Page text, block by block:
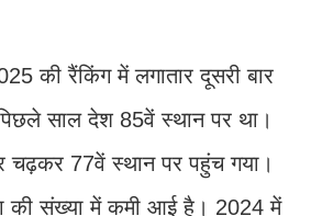
की रैंकिंग में लगातार दूसरी बार
साल देश 85वें स्थान पर था।
चढ़कर 77वें स्थान पर पहुंच गया।
की संख्या में कमी आई है। 2024 में